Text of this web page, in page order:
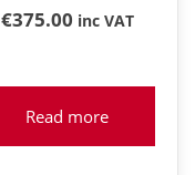
€375.00 inc VAT
Read more